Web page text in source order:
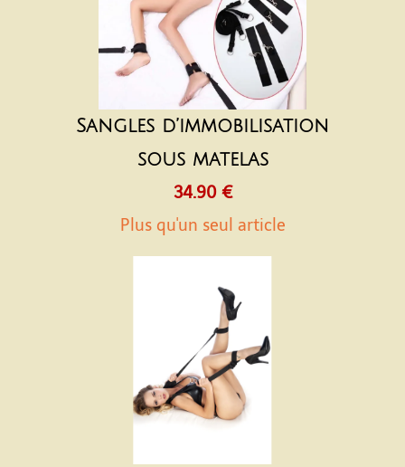
Sangles d’immobilisation
sous matelas
34.90 €
Plus qu'un seul article